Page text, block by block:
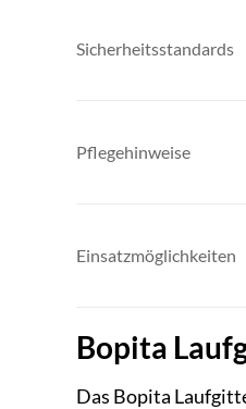
Sicherheitsstandards
Pflegehinweise
Einsatzmöglichkeiten
Bopita
Das Bopita